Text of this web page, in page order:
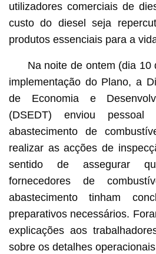
utilizadores comerciais de
custo do diesel seja
produtos essenciais para a
Na noite de ontem (dia 10
implementação do Plano, a
de Economia e
(DSEDT) enviou
abastecimento de
realizar as acções de
sentido de assegurar
fornecedores de
abastecimento tinham
preparativos necessários.
explicações aos
sobre os detalhes